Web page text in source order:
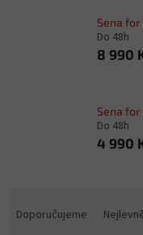
Sena for
Do 48h
8 990
Sena for
Do 48h
4 990
Doporučujeme